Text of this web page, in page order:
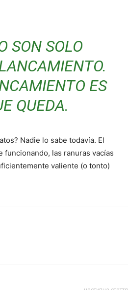
SON SOLO
ES
QUEDA.
Nadie lo sabe todavía. El
funcionando, las ranuras vacías
valiente (o tonto)